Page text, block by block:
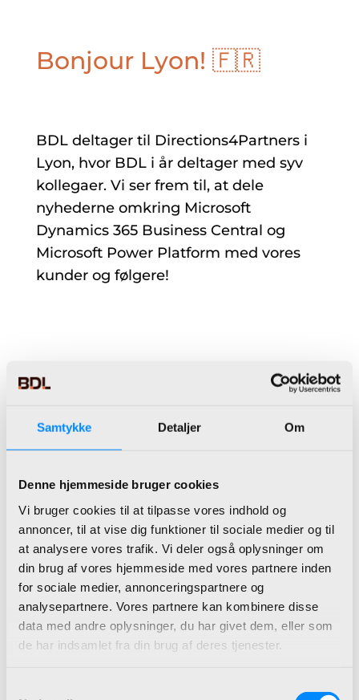
Samtykke Detaljer Om
Denne hjemmeside bruger cookies
Vi bruger cookies til at tilpasse vores indhold og
annoncer, til at vise dig funktioner til sociale medier og til
at analysere vores trafik. Vi deler også oplysninger om
din brug af vores hjemmeside med vores partnere inden
for sociale medier, annonceringspartnere og
analysepartnere. Vores partnere kan kombinere disse
data med andre oplysninger, du har givet dem, eller som
de har indsamlet fra din brug af deres tjenester.
Bonjour Lyon! 🇫🇷
BDL deltager til Directions4Partners i
Lyon, hvor BDL i år deltager med syv
kollegaer. Vi ser frem til, at dele
nyhederne omkring Microsoft
Dynamics 365 Business Central og
Microsoft Power Platform med vores
kunder og følgere!
Microsoft Dynamics 365 Business
Central
Et omfattende ERP-system
designet til styring af små og